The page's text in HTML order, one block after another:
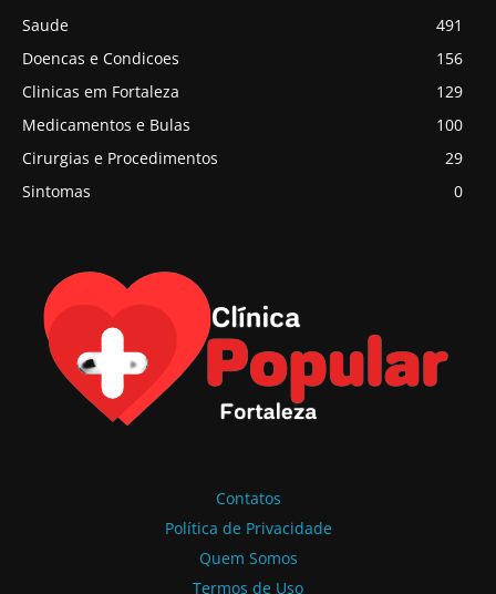
Saude
491
Doencas e Condicoes
156
Clinicas em Fortaleza
129
Medicamentos e Bulas
100
Cirurgias e Procedimentos
29
Sintomas
0
Contatos
Política de Privacidade
Quem Somos
Termos de Uso